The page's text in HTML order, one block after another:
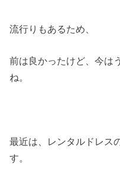
流行りもあるため、
前は良かったけど、今は
ね。
最近は、レンタルドレス
す。